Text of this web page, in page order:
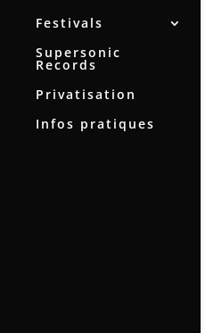
Festivals
Supersonic
Records
Privatisation
Infos pratiques